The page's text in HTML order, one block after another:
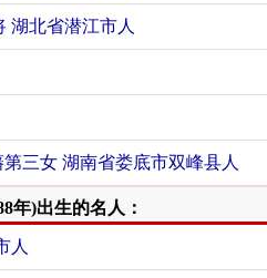
湖北省潜江市人
三女 湖南省娄底市双峰县人
年)出生的名人：
人